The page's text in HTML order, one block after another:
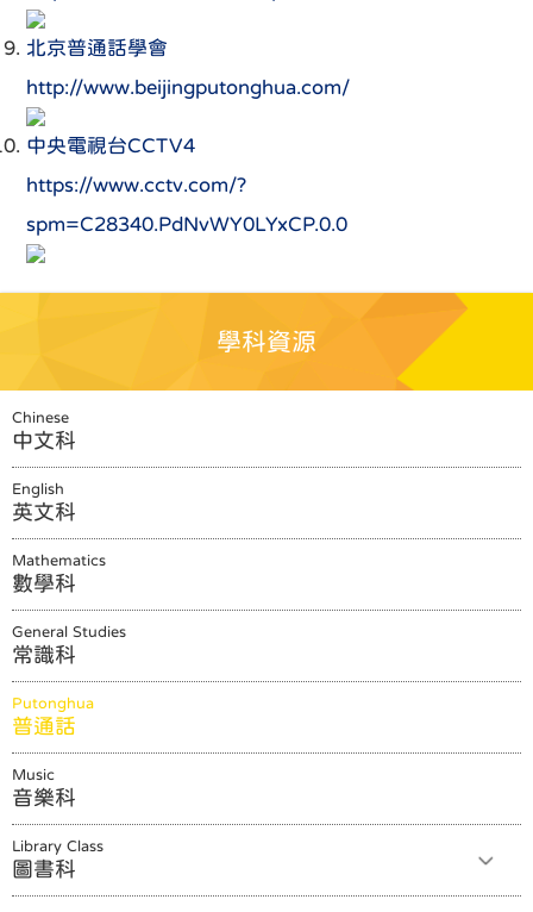
北京普通話學會
http://www.beijingputonghua.com/
中央電視台CCTV4
https://www.cctv.com/?
spm=C28340.PdNvWY0LYxCP.0.0
學科資源
Chinese
中文科
English
英文科
Mathematics
數學科
General Studies
常識科
Putonghua
普通話
Music
音樂科
Library Class
圖書科